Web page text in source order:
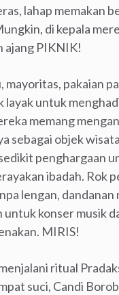
lahap memakan
di kepala
ajang PIKNIK!
mayoritas, pakaian
layak untuk
memang
sebagai objek wisata
penghargaan
ibadah. Rok
lengan, dandanan
untuk konser musik
MIRIS!
ritual
suci, Candi